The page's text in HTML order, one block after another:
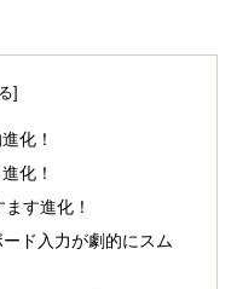
化！
化！
す進化！
ード入力が劇的にスム